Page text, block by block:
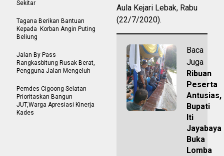
Aula Kejari Lebak, Rabu
(22/7/2020).
Baca
Juga
Ribuan
Peserta
Antusias,
Bupati
Iti
Jayabaya
Buka
Lomba
Sekitar
Tagana Berikan Bantuan
Kepada Korban Angin Puting
Beliung
Jalan By Pass
Rangkasbitung Rusak Berat,
Pengguna Jalan Mengeluh
Pemdes Cigoong Selatan
Prioritaskan Bangun
JUT,Warga Apresiasi Kinerja
Kades